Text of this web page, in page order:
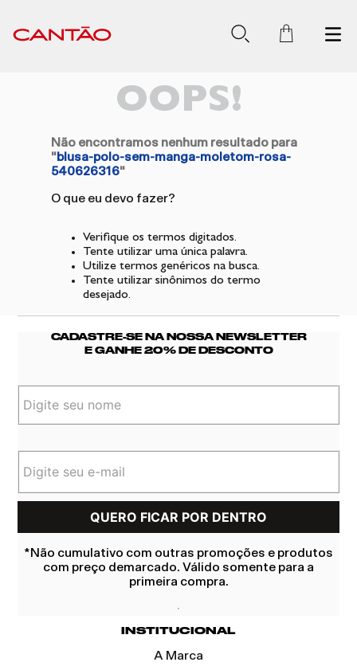
OOPS!
Não encontramos nenhum resultado para
"blusa-polo-sem-manga-moletom-rosa-
540626316"
O que eu devo fazer?
Verifique os termos digitados.
Tente utilizar uma única palavra.
Utilize termos genéricos na busca.
Tente utilizar sinônimos do termo
desejado.
CADASTRE-SE NA NOSSA NEWSLETTER
E GANHE 20% DE DESCONTO
*Não cumulativo com outras promoções e produtos
com preço demarcado. Válido somente para a
primeira compra.
INSTITUCIONAL
A Marca